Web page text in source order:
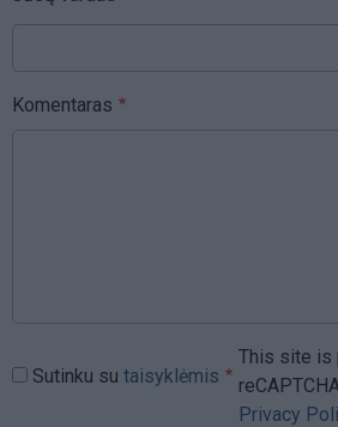
Komentaras
Sutinku su taisyklėmis
This site is
Privacy